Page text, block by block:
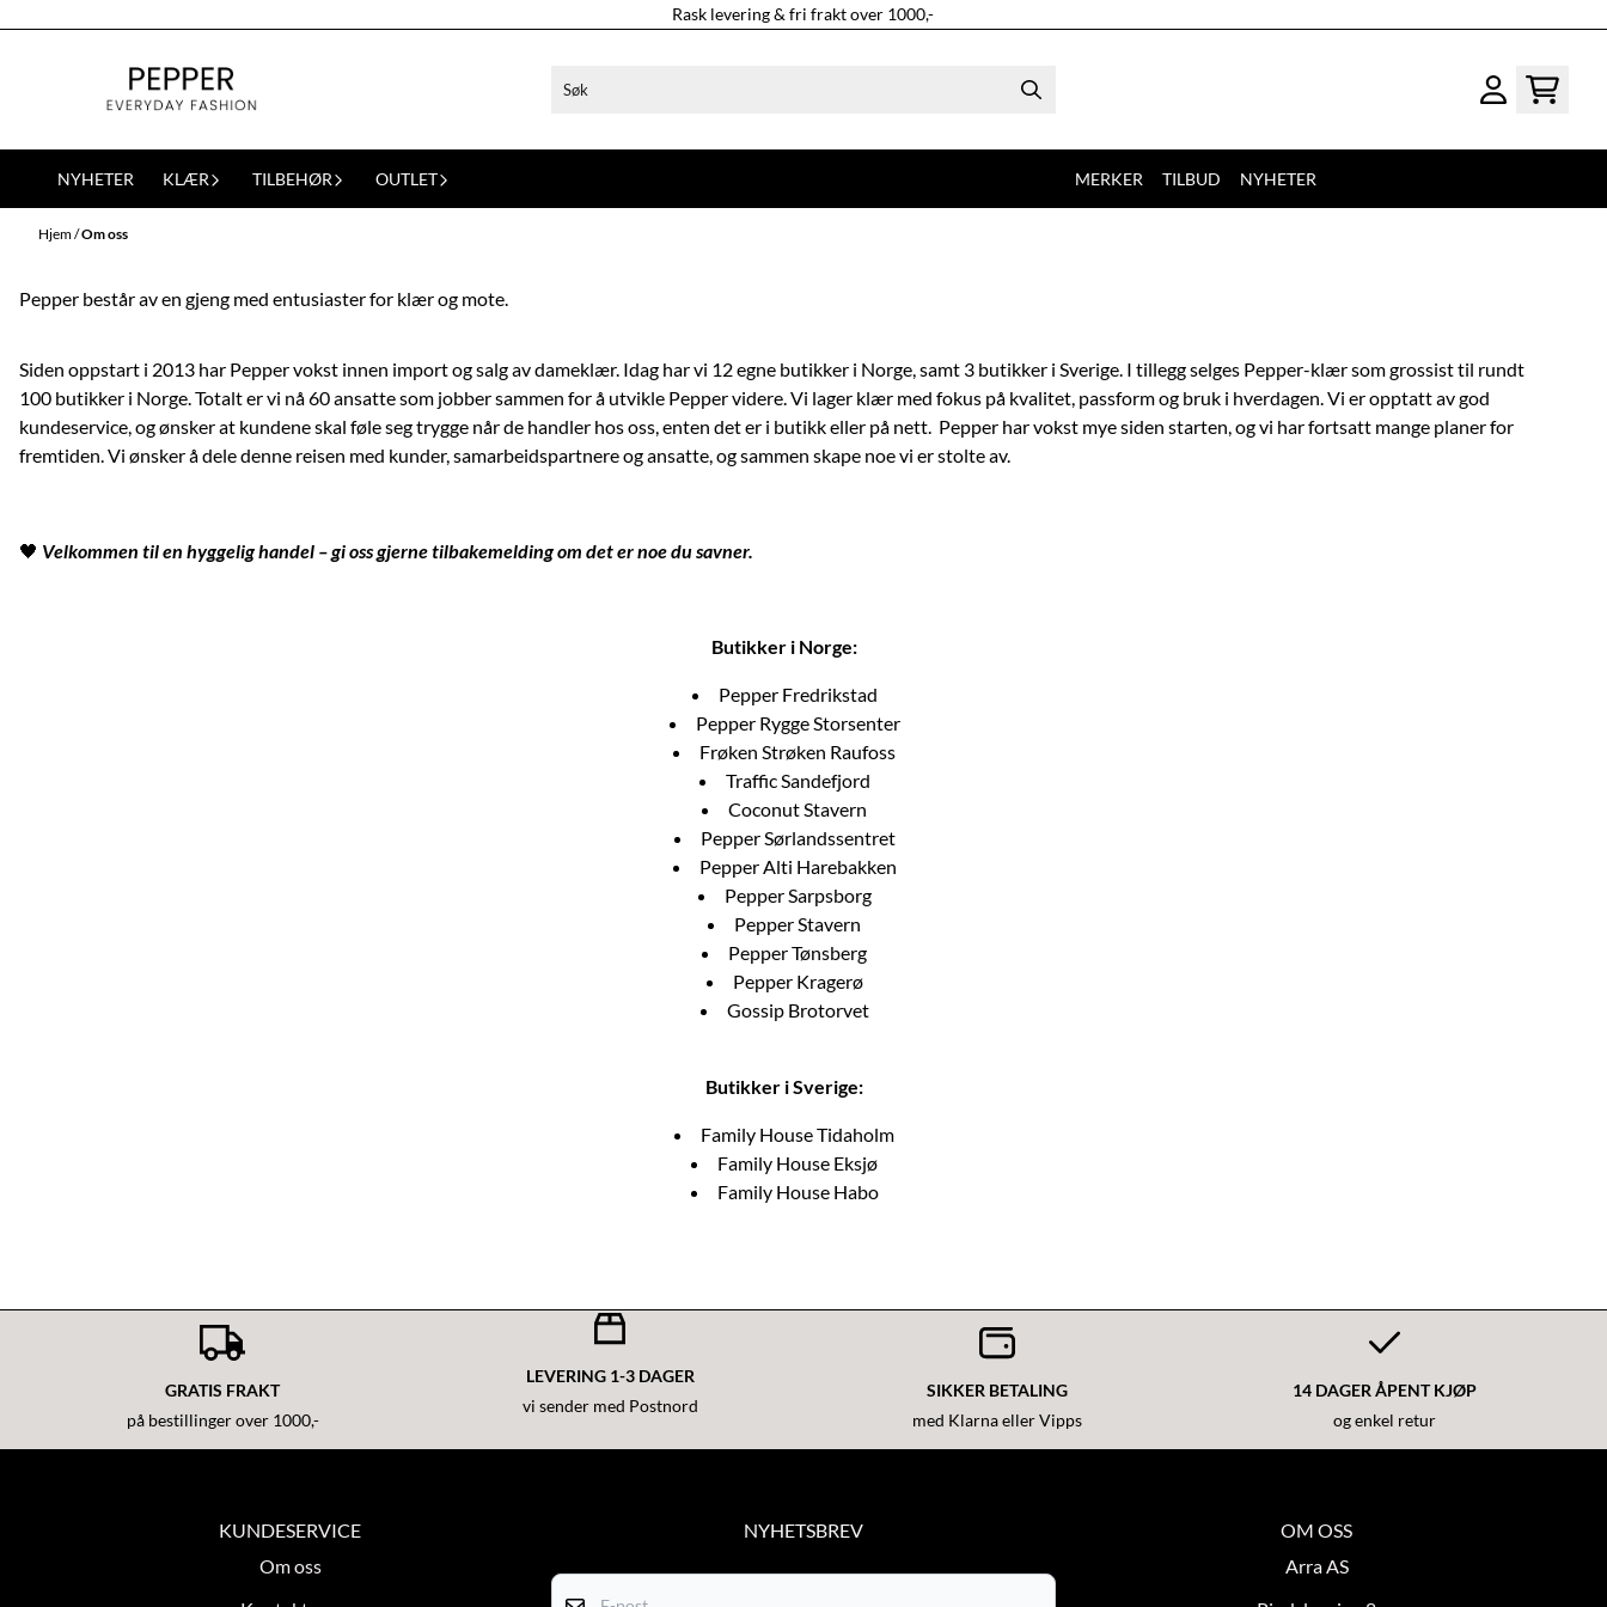
Rask levering & fri frakt over 1000,-
NYHETER KLÆR TILBEHØR OUTLET MERKER TILBUD NYHETER
Hjem/Om oss
Pepper består av en gjeng med entusiaster for klær og mote.
Siden oppstart i 2013 har Pepper vokst innen import og salg av dameklær. Idag har vi 12 egne butikker i Norge, samt 3 butikker i Sverige. I tillegg selges Pepper-klær som grossist til rundt
100 butikker i Norge. Totalt er vi nå 60 ansatte som jobber sammen for å utvikle Pepper videre.Vi lager klær med fokus på kvalitet, passform og bruk i hverdagen. Vi er opptatt av god
kundeservice, og ønsker at kundene skal føle seg trygge når de handler hos oss, enten det er i butikk eller på nett. Pepper har vokst mye siden starten, og vi har fortsatt mange planer for
fremtiden. Vi ønsker å dele denne reisen med kunder, samarbeidspartnere og ansatte, og sammen skape noe vi er stolte av.
🖤 Velkommen til en hyggelig handel – gi oss gjerne tilbakemelding om det er noe du savner.
Butikker i Norge:
Pepper Fredrikstad
Pepper Rygge Storsenter
Frøken Strøken Raufoss
Traffic Sandefjord
Coconut Stavern
Pepper Sørlandssentret
Pepper Alti Harebakken
Pepper Sarpsborg
Pepper Stavern
Pepper Tønsberg
Pepper Kragerø
Gossip Brotorvet
Butikker i Sverige:
Family House Tidaholm
Family House Eksjø
Family House Habo
GRATIS FRAKT
på bestillinger over 1000,-
LEVERING 1-3 DAGER
vi sender med Postnord
SIKKER BETALING
med Klarna eller Vipps
14 DAGER ÅPENT KJØP
og enkel retur
KUNDESERVICE
Om oss
NYHETSBREV
OM OSS
Arra AS